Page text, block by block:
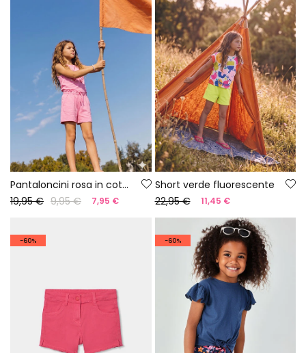
Pantaloncini rosa in cotone
19,95 € 9,95 € 7,95 €
Short verde fluorescente
22,95 €
11,45 €
-60% -60%